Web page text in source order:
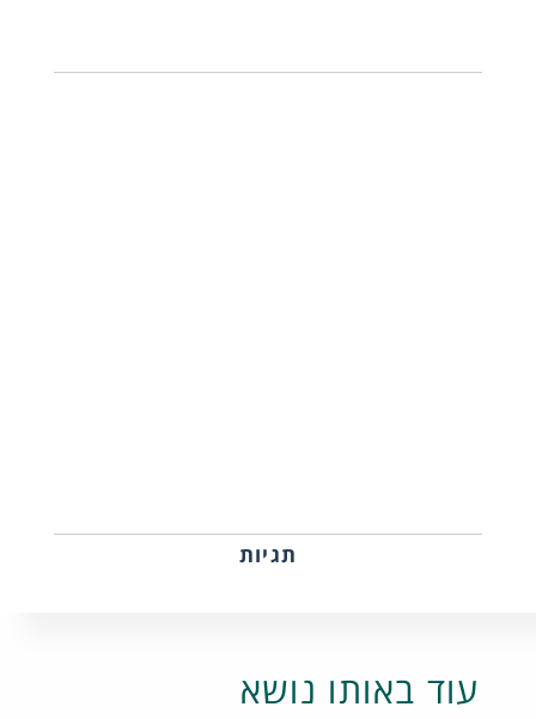
תגיות
עוד באותו נושא